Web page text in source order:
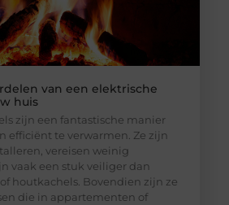
van een elektrische
huis
zijn een fantastische manier
efficiënt te verwarmen. Ze zijn
vereisen weinig
vaak een stuk veiliger dan
houtkachels. Bovendien zijn ze
die in appartementen of